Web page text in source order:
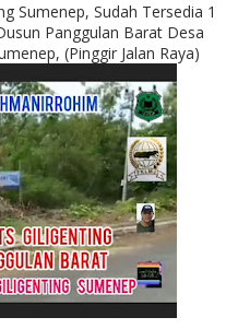
Sumenep, Sudah Tersedia 1
Panggulan Barat Desa
(Pinggir Jalan Raya)